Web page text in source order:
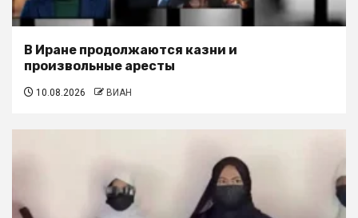
В Иране продолжаются казни и
произвольные аресты
10.08.2026 ВИАН